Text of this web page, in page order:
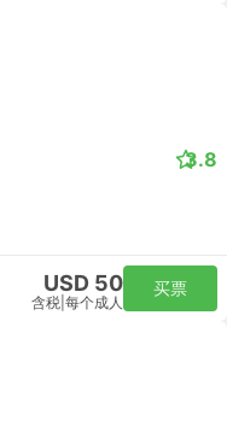
3.8
USD 50
含税 每个成人
买票